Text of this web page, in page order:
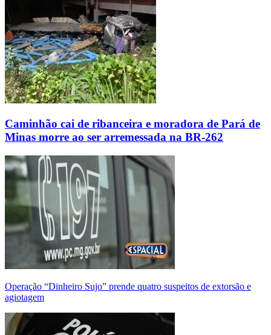
Caminhão cai de ribanceira e moradora de Pará de
Minas morre ao ser arremessada na BR-262
Operação “Dinheiro Sujo” prende quatro suspeitos de extorsão e
agiotagem